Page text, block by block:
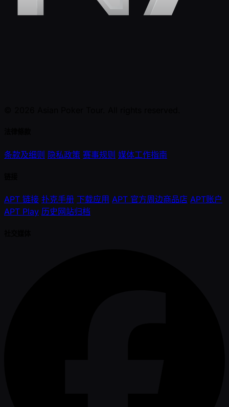
条款及细则 隐私政策 赛事规则 媒体工作指南
APT 链接 扑克手册 下载应用 APT 官方周边商品店 APT账户
APT Play 历史网站归档